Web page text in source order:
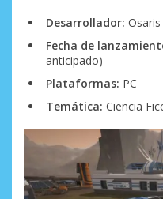
Desarrollador:
Fecha de
anticipado)
Plataformas: PC
Temática: Ciencia